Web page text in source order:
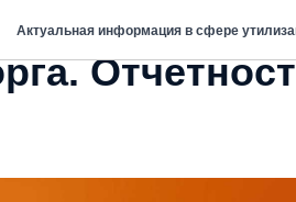
Актуальная информация в сфере